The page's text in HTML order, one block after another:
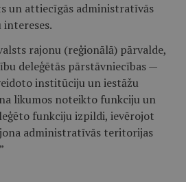
un attiecīgās administratīvās
rajonu (reģionālā) pārvalde,
deleģētās pārstāvniecības —
institūciju un iestāžu
likumos noteikto funkciju un
funkciju izpildi, ievērojot
administratīvās teritorijas